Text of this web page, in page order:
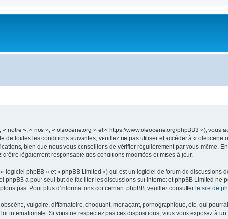
notre », « nos », « oleocene.org » et « https://www.oleocene.org/phpBB3 »), vous
de toutes les conditions suivantes, veuillez ne pas utiliser et accéder à «
bien que nous vous conseillons de vérifier régulièrement par vous-même.
légalement responsable des conditions modifiées et mises à jour.
logiciel phpBB » et « phpBB Limited ») qui est un logiciel de forum de discussions
phpBB a pour seul but de faciliter les discussions sur internet et phpBB Limited ne
pas. Pour plus d’informations concernant phpBB, veuillez consulter le site de
vulgaire, diffamatoire, choquant, menaçant, pornographique, etc. qui
internationale. Si vous ne respectez pas ces dispositions, vous vous exposez à